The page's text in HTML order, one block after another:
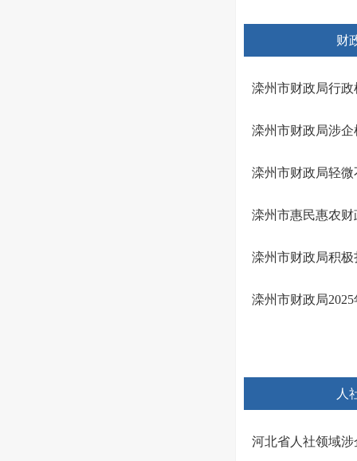
财
滦州市财政局行政
滦州市财政局涉企
滦州市财政局轻
滦州市惠民惠农
滦州市财政局积
滦州市财政局
人
河北省人社领域